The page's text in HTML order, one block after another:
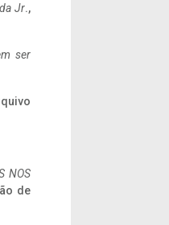
Jr.,
ser
NOS
de